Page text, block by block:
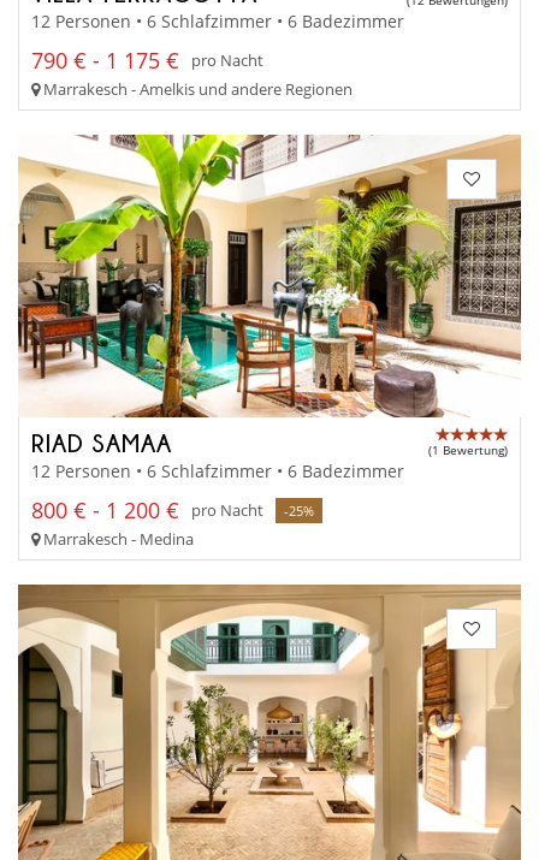
12 Personen • 6 Schlafzimmer • 6 Badezimmer
790 € - 1 175 €
pro Nacht
Marrakesch - Amelkis und andere Regionen
RIAD SAMAA (1 Bewertung)
12 Personen • 6 Schlafzimmer • 6 Badezimmer
800 € - 1 200 € pro Nacht -25%
Marrakesch - Medina